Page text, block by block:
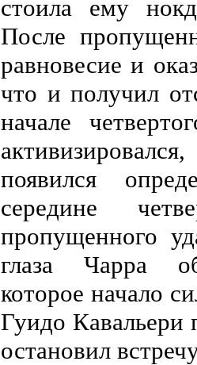
стоила ему
После
равновесие и
что и получил
начале
появился
середине
пропущенного
глаза Чарра
которое начало
Гуидо Кавальери
остановил